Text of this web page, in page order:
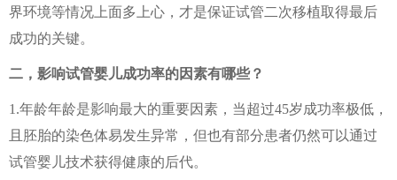
界环境等情况上面多上心，才是保证试管二次移植取得最后
成功的关键。
二，影响试管婴儿成功率的因素有哪些？
1.年龄年龄是影响最大的重要因素，当超过45岁成功率极低，
且胚胎的染色体易发生异常，但也有部分患者仍然可以通过
试管婴儿技术获得健康的后代。